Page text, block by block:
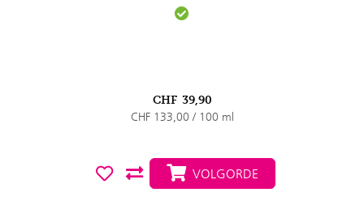
CHF 39,90
CHF 133,00 / 100 ml
VOLGORDE